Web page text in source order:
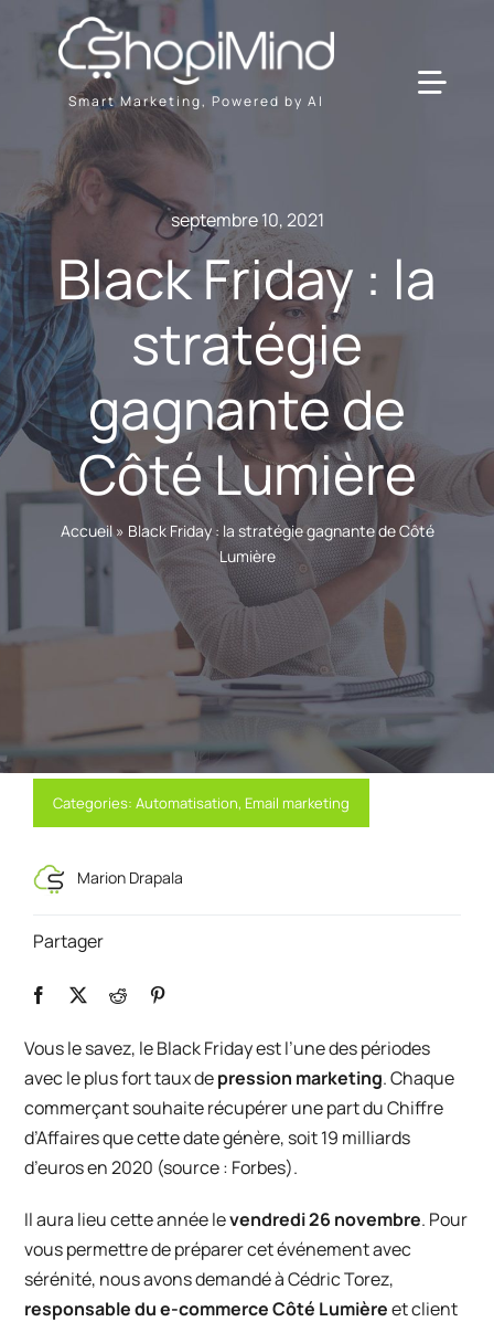
contenu
Smart Marketing, Powered by AI
Solution
Ressources & Partenaires
Offres
septembre 10, 2021
Black Friday : la
stratégie
gagnante de
Côté Lumière
Accueil» Black Friday : la stratégie gagnante de Côté
Lumière
Categories: Automatisation, Email marketing
Marion Drapala
Partager
Vous le savez, le Black Friday est l’une des périodes
avec le plus fort taux depression marketing. Chaque
commerçant souhaite récupérer une part du Chiffre
d’Affaires que cette date génère, soit 19 milliards
d’euros en 2020 (source : Forbes).
Il aura lieu cette année levendredi 26 novembre. Pour
vous permettre de préparer cet événement avec
sérénité, nous avons demandé à Cédric Torez,
responsable due-commerce Côté Lumièreet client